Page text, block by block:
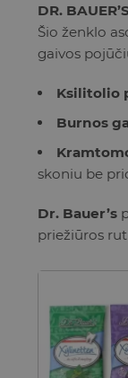
DR. BAUER’S
Šio ženklo
gaivos
Ksilitolio
Burnos
skoniu be
Dr. Bauer’s
priežiūros